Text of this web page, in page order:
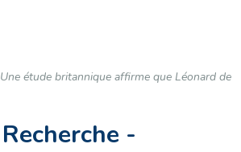
Une étude britannique affirme que Léonard de
-